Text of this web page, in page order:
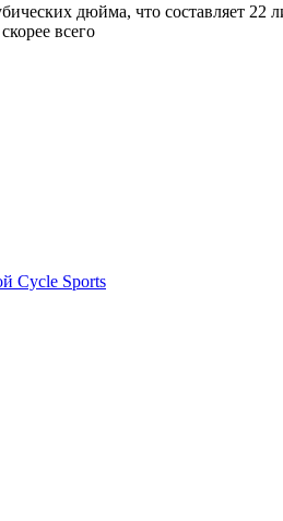
дюйма, что составляет 22
всего
Cycle Sports